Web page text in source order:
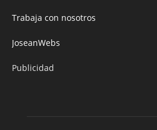
Trabaja con nosotros
JoseanWebs
Publicidad